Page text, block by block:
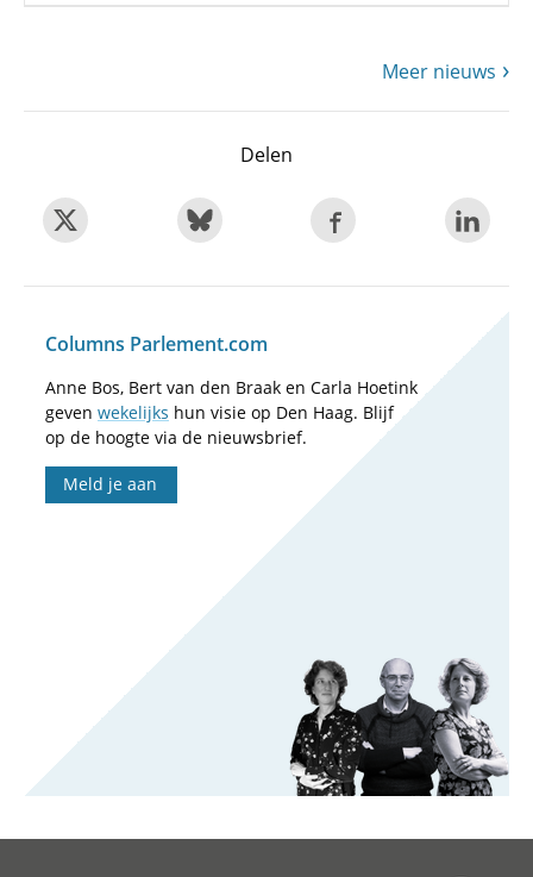
Meer nieuws
Delen
Columns Parlement.com
Anne Bos, Bert van den Braak en Carla Hoetink
geven wekelijks hun visie op Den Haag. Blijf
op de hoogte via de nieuwsbrief.
Meld je aan